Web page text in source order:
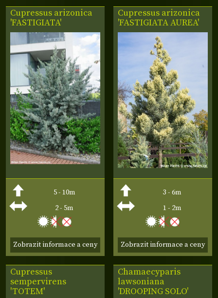
Cupressus arizonica
'FASTIGIATA'
5 - 10m
2 - 5m
Zobrazit informace a ceny
Cupressus arizonica
'FASTIGIATA AUREA'
3 - 6m
1 - 2m
Zobrazit informace a ceny
Cupressus
sempervirens
'TOTEM'
Chamaecyparis
lawsoniana
'DROOPING SOLO'